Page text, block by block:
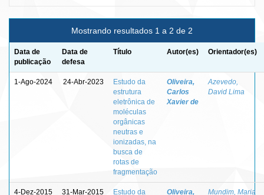
Mostrando resultados 1 a 2 de 2
Data de
publicação
Data de
defesa
Título Autor(es) Orientador(es)
1-Ago-2024 24-Abr-2023
Estudo da
estrutura
eletrônica de
moléculas
orgânicas
neutras e
ionizadas, na
busca de
rotas de
fragmentação
Oliveira,
Carlos
Xavier de
Azevedo,
David Lima
4-Dez-2015 31-Mar-2015
Estudo da
Oliveira,
Mundim, Maria